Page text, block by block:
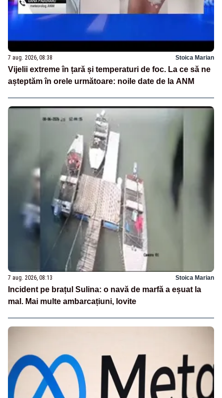
7 aug. 2026, 08:38 Stoica Marian
Vijelii extreme în țară și temperaturi de foc. La ce să ne
așteptăm în orele următoare: noile date de la ANM
7 aug. 2026, 08:13 Stoica Marian
Incident pe brațul Sulina: o navă de marfă a eșuat la
mal. Mai multe ambarcațiuni, lovite